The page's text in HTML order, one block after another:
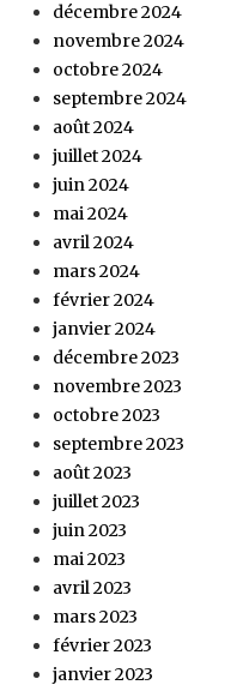
décembre 2024
novembre 2024
octobre 2024
septembre 2024
août 2024
juillet 2024
juin 2024
mai 2024
avril 2024
mars 2024
février 2024
janvier 2024
décembre 2023
novembre 2023
octobre 2023
septembre 2023
août 2023
juillet 2023
juin 2023
mai 2023
avril 2023
mars 2023
février 2023
janvier 2023